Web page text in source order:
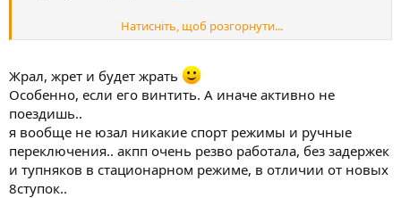
вооот, и еще раз услышал то же самое )
Натисніть, щоб розгорнути...
Жрал, жрет и будет жрать
Особенно, если его винтить. А иначе активно не
поездишь..
я вообще не юзал никакие спорт режимы и ручные
переключения.. акпп очень резво работала, без задержек
и тупняков в стационарном режиме, в отличии от новых
8ступок..